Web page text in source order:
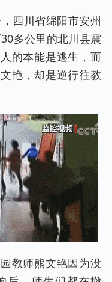
四川省绵阳市安州
多公里的北川县震
的本能是逃生，而
艳，却是逆行往教
教师熊文艳因为没